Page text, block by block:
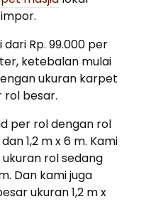
Rp. 99.000 per
ketebalan mulai
ukuran karpet
rol besar.
per rol dengan rol
1,2 m x 6 m. Kami
rol sedang
Dan kami juga
ukuran 1,2 m x